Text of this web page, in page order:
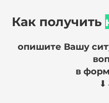
Как получить
опишите Вашу
в